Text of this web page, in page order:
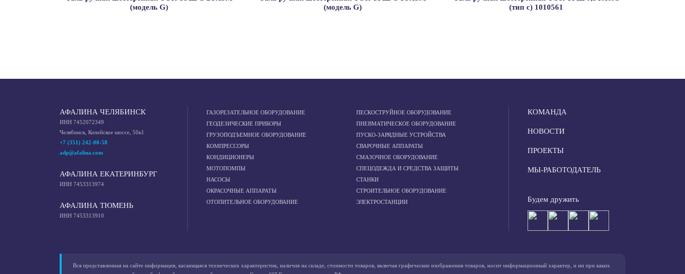
(модель G)
(модель G)
(тип с) 1010561
АФАЛИНА ЧЕЛЯБИНСК
ИНН 7452072349
Челябинск, Копейское шоссе, 50к1
+7 (351) 242-00-58
adp@afalina.com
АФАЛИНА ЕКАТЕРИНБУРГ
ИНН 7453313974
АФАЛИНА ТЮМЕНЬ
ИНН 7453313910
ГАЗОРЕЗАТЕЛЬНОЕ ОБОРУДОВАНИЕ
ГЕОДЕЗИЧЕСКИЕ ПРИБОРЫ
ГРУЗОПОДЪЕМНОЕ ОБОРУДОВАНИЕ
КОМПРЕССОРЫ
КОНДИЦИОНЕРЫ
МОТОПОМПЫ
НАСОСЫ
ОКРАСОЧНЫЕ АППАРАТЫ
ОТОПИТЕЛЬНОЕ ОБОРУДОВАНИЕ
ПЕСКОСТРУЙНОЕ ОБОРУДОВАНИЕ
ПНЕВМАТИЧЕСКОЕ ОБОРУДОВАНИЕ
ПУСКО-ЗАРЯДНЫЕ УСТРОЙСТВА
СВАРОЧНЫЕ АППАРАТЫ
СМАЗОЧНОЕ ОБОРУДОВАНИЕ
СПЕЦОДЕЖДА И СРЕДСТВА ЗАЩИТЫ
СТАНКИ
СТРОИТЕЛЬНОЕ ОБОРУДОВАНИЕ
ЭЛЕКТРОСТАНЦИИ
КОМАНДА
НОВОСТИ
ПРОЕКТЫ
МЫ-РАБОТОДАТЕЛЬ
Будем дружить
Вся представленная на сайте информация, касающаяся технических характеристик, наличия на складе, стоимости товаров, включая графические изображения товаров, носит информационный характер, и ни при каких